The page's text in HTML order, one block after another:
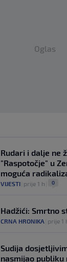
Oglas
Rudari i dalje ne
"Raspotočje" u
moguća
VIJESTI prije 1 h 0
Hadžići: Smrtno
CRNA HRONIKA prije 1
Sudija
nasmijao publiku